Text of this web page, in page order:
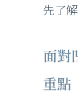
先了
面對
重點